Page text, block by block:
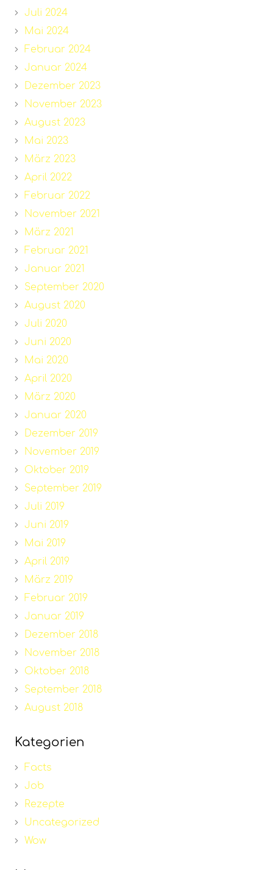
Juli 2024
Mai 2024
Februar 2024
Januar 2024
Dezember 2023
November 2023
August 2023
Mai 2023
März 2023
April 2022
Februar 2022
November 2021
März 2021
Februar 2021
Januar 2021
September 2020
August 2020
Juli 2020
Juni 2020
Mai 2020
April 2020
März 2020
Januar 2020
Dezember 2019
November 2019
Oktober 2019
September 2019
Juli 2019
Juni 2019
Mai 2019
April 2019
März 2019
Februar 2019
Januar 2019
Dezember 2018
November 2018
Oktober 2018
September 2018
August 2018
Kategorien
Facts
Job
Rezepte
Uncategorized
Wow